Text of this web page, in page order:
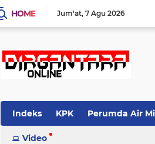
HOME Jum'at 7 Agu 2026
Indeks KPK Perumda Air
Video